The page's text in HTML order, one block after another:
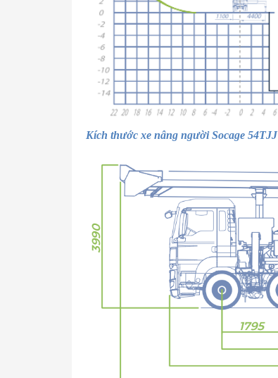
Kích thước xe nâng người Socage 54TJJ